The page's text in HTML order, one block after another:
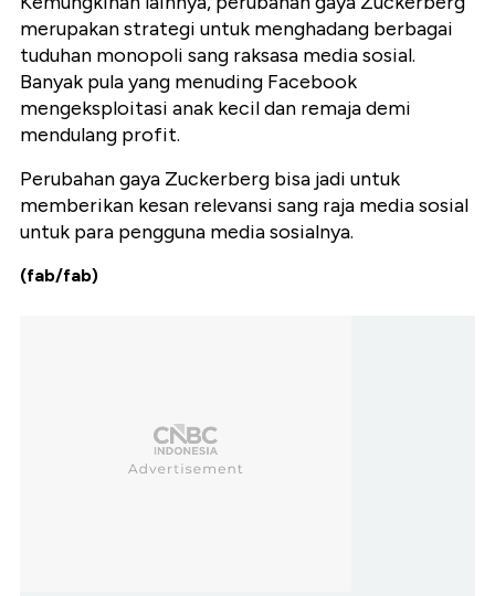
merupakan strategi untuk menghadang berbagai
tuduhan monopoli sang raksasa media sosial.
Banyak pula yang menuding Facebook
mengeksploitasi anak kecil dan remaja demi
mendulang profit.
Perubahan gaya Zuckerberg bisa jadi untuk
memberikan kesan relevansi sang raja media sosial
untuk para pengguna media sosialnya.
(fab/fab)